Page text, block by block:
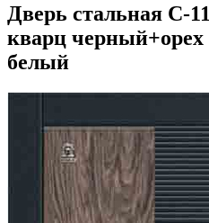
Дверь стальная С-
кварц
белый